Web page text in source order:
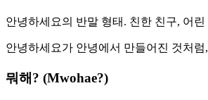
안녕하세요의 반말 형태. 친한 친구, 어
안녕하세요가 안녕에서 만들어진 것처
뭐해? (Mwohae?)